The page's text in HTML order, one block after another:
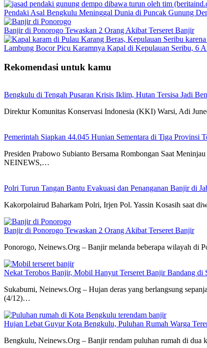
Pendaki Asal Bengkulu Meninggal Dunia di Puncak Gunung
Banjir di Ponorogo Tewaskan 2 Orang Akibat Terseret Banjir
Lambung Bocor Picu Karamnya Kapal di Kepulauan Seribu, 6
Rekomendasi untuk kamu
Bengkulu di Tengah Pusaran Krisis Iklim, Hutan Tersisa Jadi
Direktur Komunitas Konservasi Indonesia (KKI) Warsi, Adi
Pemerintah Siapkan 44.045 Hunian Sementara di Tiga Provinsi
Presiden Prabowo Subianto Bersama Rombongan Saat
NEINEWS,…
Polri Turun Tangan Bantu Evakuasi dan Penanganan Banjir di
Kakorpolairud Baharkam Polri, Irjen Pol. Yassin Kosasih saat
Banjir di Ponorogo Tewaskan 2 Orang Akibat Terseret Banjir
Ponorogo, Neinews.Org – Banjir melanda beberapa wilayah di
Nekat Terobos Banjir, Mobil Hanyut Terseret Banjir Bandang di
Sukabumi, Neinews.Org – Hujan deras yang berlangsung
(4/12)…
Hujan Lebat Guyur Kota Bengkulu, Puluhan Rumah Warga
Bengkulu, Neinews.Org – Banjir rendam puluhan rumah di